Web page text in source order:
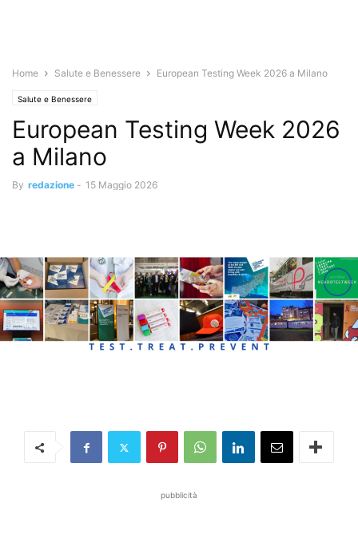
Home Salute e Benessere European Testing Week 2026 a Milano
Salute e Benessere
European Testing Week 2026
a Milano
By redazione - 15 Maggio 2026
pubblicità